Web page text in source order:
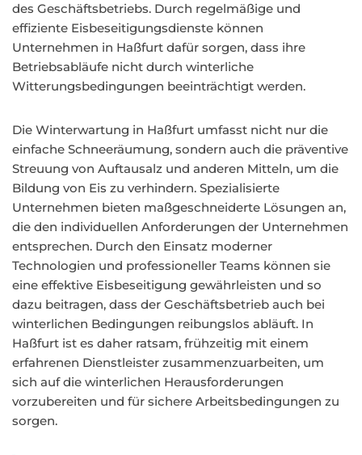
des Geschäftsbetriebs. Durch regelmäßige und
effiziente Eisbeseitigungsdienste können
Unternehmen in Haßfurt dafür sorgen, dass ihre
Betriebsabläufe nicht durch winterliche
Witterungsbedingungen beeinträchtigt werden.
Die Winterwartung in Haßfurt umfasst nicht nur die
einfache Schneeräumung, sondern auch die präventive
Streuung von Auftausalz und anderen Mitteln, um die
Bildung von Eis zu verhindern. Spezialisierte
Unternehmen bieten maßgeschneiderte Lösungen an,
die den individuellen Anforderungen der Unternehmen
entsprechen. Durch den Einsatz moderner
Technologien und professioneller Teams können sie
eine effektive Eisbeseitigung gewährleisten und so
dazu beitragen, dass der Geschäftsbetrieb auch bei
winterlichen Bedingungen reibungslos abläuft. In
Haßfurt ist es daher ratsam, frühzeitig mit einem
erfahrenen Dienstleister zusammenzuarbeiten, um
sich auf die winterlichen Herausforderungen
vorzubereiten und für sichere Arbeitsbedingungen zu
sorgen.